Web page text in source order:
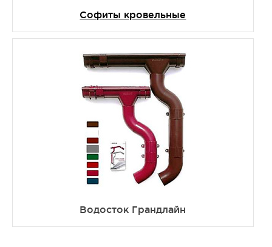
Софиты кровельные
Водосток Грандлайн